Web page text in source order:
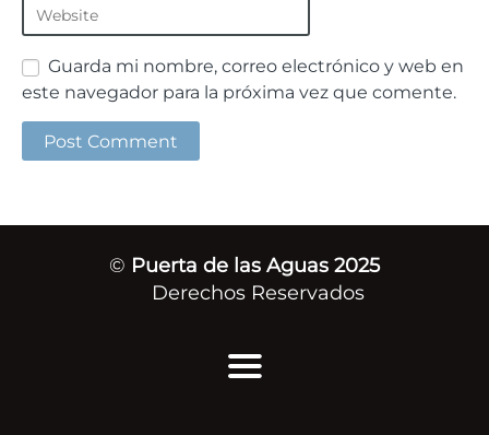
Guarda mi nombre, correo electrónico y web en
este navegador para la próxima vez que comente.
© Puerta de las Aguas 2025
Derechos Reservados